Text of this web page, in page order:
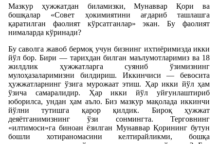
Мазкур ҳужжатдан биламизки, Мунаввар Қори ва
бошқалар «Совет ҳокимиятини ағдариб ташлашга
қаратилган фаолият кўрсатганлар» экан. Бу фаолият
нималарда кўринади?
Бу саволга жавоб бермоқ учун бизнинг ихтиёримизда икки
йўл бор. Бири — тарихдан билган маълумотларимиз ва 18
жилдлик ҳужжатларга суяниб ўзимизнинг
мулоҳазаларимизни билдириш. Иккинчиси — бевосита
ҳужжатларнинг ўзига мурожаат этиш. Ҳар икки йўл ҳам
ўзича самаралидир. Ҳар икки йўл уйғунлаштириб
юборилса, ундан ҳам аъло. Биз мазкур мақолада иккинчи
йўлни тутишга қарор қилдик. Бироқ ҳужжат
деяётганимизнинг ўзи сонмингта. Терговнинг
«илтимоси»га биноан ёзилган Мунаввар Қорининг бутун
бошли хотираномасини келтирайликми, бошқа